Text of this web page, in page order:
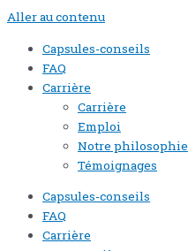
Aller au contenu
Capsules-conseils
FAQ
Carrière
Carrière
Emploi
Notre philosophie
Témoignages
Capsules-conseils
FAQ
Carrière